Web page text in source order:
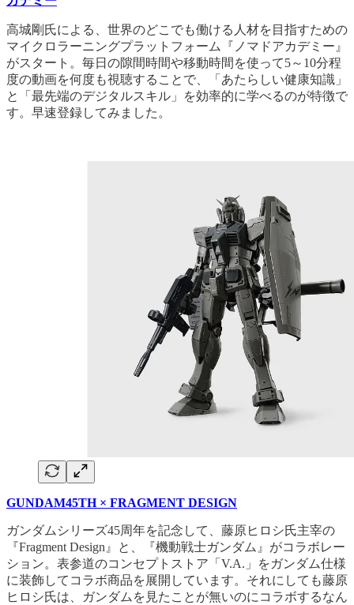
高城剛氏による、世界のどこでも働ける人材を目指すための
マイクロラーニングプラットフォーム『ノマドアカデミー』
がスタート。毎日の隙間時間や移動時間を使って5～10分程
度の動画を何度も視聴することで、「あたらしい健康知識」
と「最先端のデジタルスキル」を効率的に学べるのが特徴で
す。早速登録してみました。
GUNDAM45TH × FRAGMENT DESIGN
ガンダムシリーズ45周年を記念して、藤原ヒロシ氏主宰の
『Fragment Design』と、『機動戦士ガンダム』がコラボレー
ション。表参道のコンセプトストア「V.A.」をガンダム仕様
に装飾してコラボ商品を展開しています。それにしても藤原
ヒロシ氏は、ガンダムを見たことが無いのにコラボするなん